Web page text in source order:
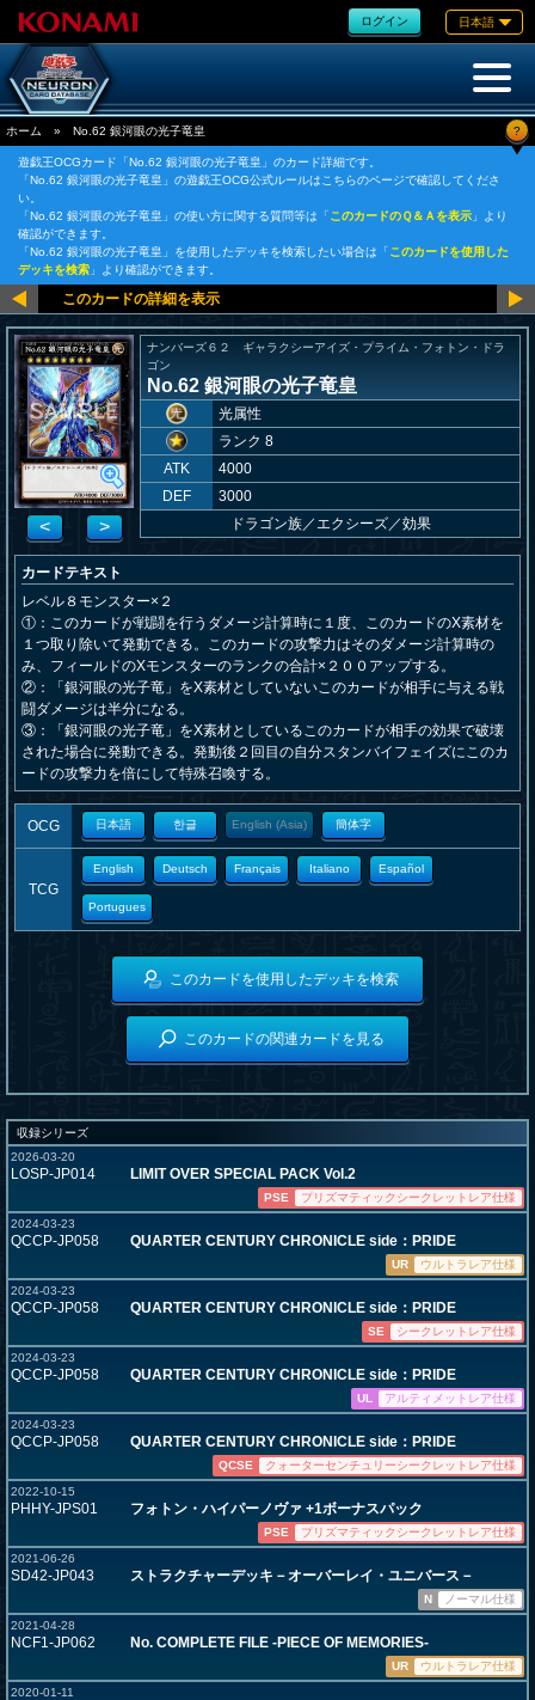
ログイン 日本語
ホーム » No.62 銀河眼の光子竜皇 ?
遊戯王OCGカード「No.62 銀河眼の光子竜皇」のカード詳細です。
「No.62 銀河眼の光子竜皇」の遊戯王OCG公式ルールはこちらのページで確認してくださ
い。
「No.62 銀河眼の光子竜皇」の使い方に関する質問等は「このカードのＱ＆Ａを表示 」より
確認ができます。
「No.62 銀河眼の光子竜皇」を使用したデッキを検索したい場合は「このカードを使用した
デッキを検索 」より確認ができます。
< >
ナンバーズ６２ ギャラクシーアイズ・プライム・フォトン・ドラ
ゴン
No.62 銀河眼の光子竜皇
光属性
ランク 8
ATK
4000
DEF
3000
ドラゴン族／エクシーズ／効果
カードテキスト
レベル８モンスター×２
①：このカードが戦闘を行うダメージ計算時に１度、このカードのX素材を
１つ取り除いて発動できる。このカードの攻撃力はそのダメージ計算時の
み、フィールドのXモンスターのランクの合計×２００アップする。
②：「銀河眼の光子竜」をX素材としていないこのカードが相手に与える戦
闘ダメージは半分になる。
③：「銀河眼の光子竜」をX素材としているこのカードが相手の効果で破壊
された場合に発動できる。発動後２回目の自分スタンバイフェイズにこのカ
ードの攻撃力を倍にして特殊召喚する。
OCG 日本語 한글 English (Asia) 簡体字
TCG
English Deutsch Français Italiano Español
Portugues
このカードを使用したデッキを検索
このカードの関連カードを見る
収録シリーズ
2026-03-20
LOSP-JP014 LIMIT OVER SPECIAL PACK Vol.2
PSE
プリズマティックシークレットレア仕様
2024-03-23
QCCP-JP058 QUARTER CENTURY CHRONICLE side：PRIDE
UR
ウルトラレア仕様
2024-03-23
QCCP-JP058 QUARTER CENTURY CHRONICLE side：PRIDE
SE
シークレットレア仕様
2024-03-23
QCCP-JP058 QUARTER CENTURY CHRONICLE side：PRIDE
UL
アルティメットレア仕様
2024-03-23
QCCP-JP058 QUARTER CENTURY CHRONICLE side：PRIDE
QCSE
クォーターセンチュリーシークレットレア仕様
2022-10-15
PHHY-JPS01 フォトン・ハイパーノヴァ +1ボーナスパック
PSE
プリズマティックシークレットレア仕様
2021-06-26
SD42-JP043 ストラクチャーデッキ－オーバーレイ・ユニバース－
N
ノーマル仕様
2021-04-28
NCF1-JP062 No. COMPLETE FILE -PIECE OF MEMORIES-
UR
ウルトラレア仕様
2020-01-11